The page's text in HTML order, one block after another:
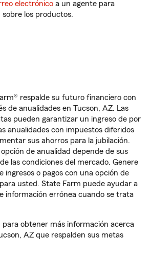
electrónico a un agente para
los productos.
respalde su futuro financiero con
de anualidades en Tucson, AZ. Las
pueden garantizar un ingreso de por
anualidades con impuestos diferidos
sus ahorros para la jubilación.
de anualidad depende de sus
las condiciones del mercado. Genere
o pagos con una opción de
usted. State Farm puede ayudar a
información errónea cuando se trata
para obtener más información acerca
AZ que respalden sus metas